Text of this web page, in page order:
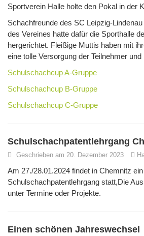
Sportverein Halle holte den Pokal in der
Schachfreunde des SC Leipzig-
des Vereines hatte dafür die Sporthalle
hergerichtet. Fleißige Muttis haben mit
eine tolle Versorgung der Teilnehmer
Schulschachcup A-Gruppe
Schulschachcup B-Gruppe
Schulschachcup C-Gruppe
Schulschachpatentlehrgang
Geschrieben am 20. Dezember 2023
Am 27./28.01.2024 findet in Chemnitz ein
Schulschachpatentlehrgang statt,Die
unter Termine oder Projekte.
Einen schönen Jahreswechsel